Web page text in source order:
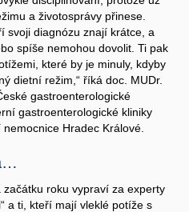
a životosprávy přinese.
svoji diagnózu znají krátce, a
spíše nemohou dovolit. Ti pak
které by je minuly, kdyby
dietní režim,“ říká doc. MUDr.
gastroenterologické
gastroenterologické kliniky
Hradec Králové.
roku vypraví za experty
a ti, kteří mají vleklé potíže s